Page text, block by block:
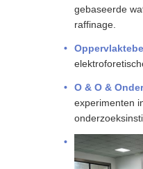
gebaseerde
raffinage.
O & O &
experimenten